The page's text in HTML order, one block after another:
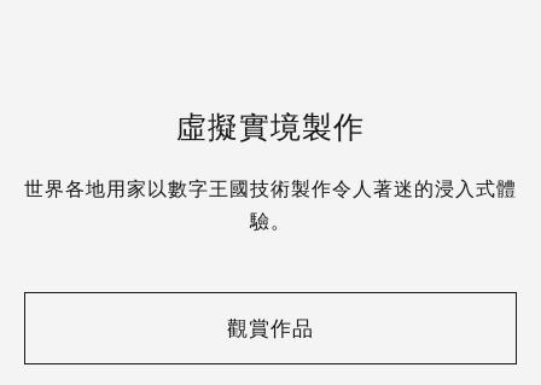
虛擬實境製作
世界各地用家以數字王國技術製作令人著迷的浸入式體
驗。
觀賞作品